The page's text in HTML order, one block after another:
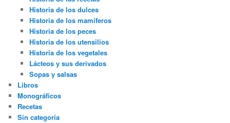
Historia de los dulces
Historia de los mamíferos
Historia de los peces
Historia de los utensilios
Historia de los vegetales
Lácteos y sus derivados
Sopas y salsas
Libros
Monográficos
Recetas
Sin categoría